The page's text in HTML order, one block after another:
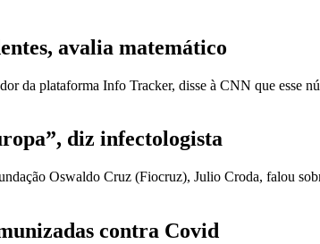
avalia matemático
da plataforma Info Tracker, disse à CNN que esse
diz infectologista
Oswaldo Cruz (Fiocruz), Julio Croda, falou
contra Covid